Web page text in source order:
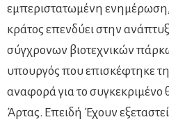
εμπεριστατωμένη ενημέρωση,
κράτος επενδύει στην
σύγχρονων βιοτεχνικών
υπουργός που επισκέφτηκε
αναφορά για το συγκεκριμένο
Άρτας. Επειδή Έχουν